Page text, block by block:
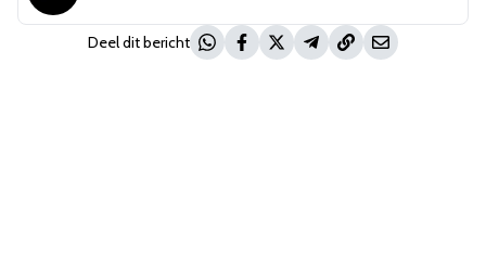
Deel dit bericht